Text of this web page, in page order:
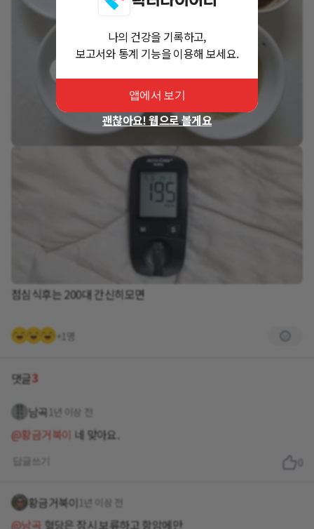
점심식후는 200대 간신히모면
+1명
댓글3
남곡 1년 이상 전
@황금거북이 네 맞아요.
답글쓰기
황금거북이 1년 이상 전
@남곡 혈당은 잠시 보류하고 항암에만
나의 건강을 기록하고,
보고서와 통계 기능을 이용해 보세요.
앱에서 보기
괜찮아요! 웹으로 볼게요